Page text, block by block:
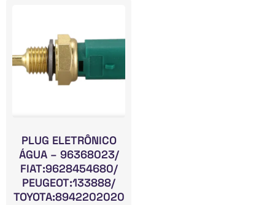
PLUG ELETRÔNICO
ÁGUA – 96368023/
FIAT:9628454680/
PEUGEOT:133888/
TOYOTA:8942202020